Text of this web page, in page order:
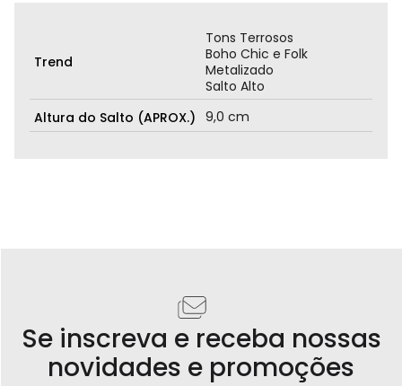
Trend
Tons Terrosos
Boho Chic e Folk
Metalizado
Salto Alto
Altura do Salto (APROX.) 9,0 cm
Se inscreva e receba nossas
novidades e promoções